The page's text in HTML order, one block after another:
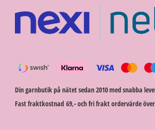
Din garnbutik på nätet sedan 2010 med snabba
Fast fraktkostnad 69,- och fri frakt ordervärde över